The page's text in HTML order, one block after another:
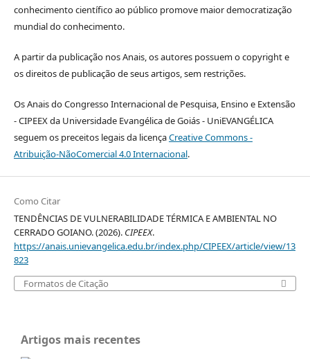
conhecimento científico ao público promove maior democratização
mundial do conhecimento.
A partir da publicação nos Anais, os autores possuem o copyright e
os direitos de publicação de seus artigos, sem restrições.
Os Anais do Congresso Internacional de Pesquisa, Ensino e Extensão
- CIPEEX da Universidade Evangélica de Goiás - UniEVANGÉLICA
seguem os preceitos legais da licençaCreative Commons -
Atribuição-NãoComercial 4.0 Internacional.
Como Citar
TENDÊNCIAS DE VULNERABILIDADE TÉRMICA E AMBIENTAL NO
CERRADO GOIANO. (2026). CIPEEX.
https://anais.unievangelica.edu.br/index.php/CIPEEX/article/view/13
823
Formatos de Citação
Artigos mais recentes